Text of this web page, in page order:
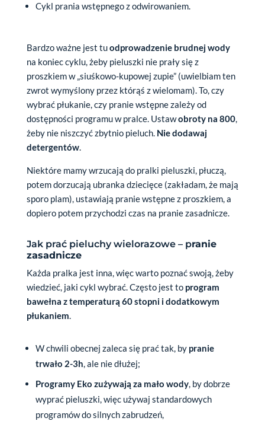
Cykl prania wstępnego z odwirowaniem.
Bardzo ważne jest tuodprowadzenie brudnej wody
na koniec cyklu, żeby pieluszki nie prały się z
proszkiem w „siuśkowo-kupowej zupie” (uwielbiam ten
zwrot wymyślony przez którąś z wielomam). To, czy
wybrać płukanie, czy pranie wstępne zależy od
dostępności programu w pralce. Ustawobroty na 800,
żeby nie niszczyć zbytnio pieluch. Nie dodawaj
detergentów.
Niektóre mamy wrzucają do pralki pieluszki, płuczą,
potem dorzucają ubranka dziecięce (zakładam, że mają
sporo plam), ustawiają pranie wstępne z proszkiem, a
dopiero potem przychodzi czas na pranie zasadnicze.
Jak prać pieluchy wielorazowe – pranie
zasadnicze
Każda pralka jest inna, więc warto poznać swoją, żeby
wiedzieć, jaki cykl wybrać. Często jest to program
bawełna z temperaturą 60 stopni i dodatkowym
płukaniem.
W chwili obecnej zaleca się prać tak, by pranie
trwało 2-3h, ale nie dłużej;
Programy Eko zużywają za mało wody, by dobrze
wyprać pieluszki, więc używaj standardowych
programów do silnych zabrudzeń,